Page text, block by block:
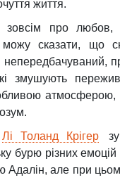
життя.
зовсім про
сказати, що
непередбачуваний,
змушують
атмосферою,
Лі Толанд Крігер
бурю різних
Адалін, але при